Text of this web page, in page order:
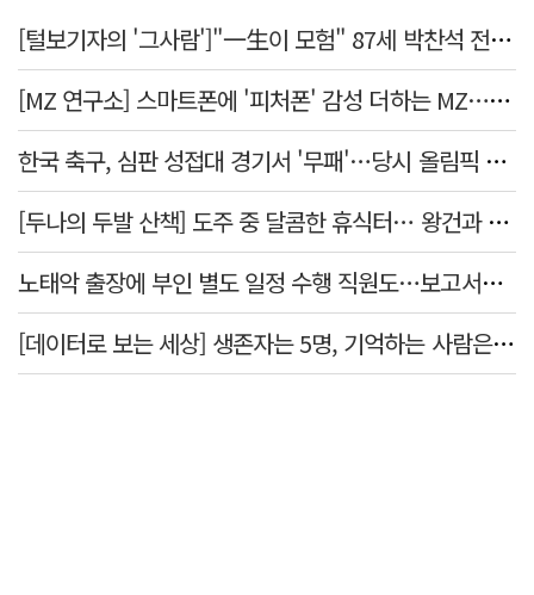
[털보기자의 '그사람']"一生이 모험" 87세 박찬석 전 경북대 총장
[MZ 연구소] 스마트폰에 '피처폰' 감성 더하는 MZ… 히퍼와 줄이어폰
한국 축구, 심판 성접대 경기서 '무패'…당시 올림픽 감독은 홍명보
[두나의 두발 산책] 도주 중 달콤한 휴식터… 왕건과 지명 산책
노태악 출장에 부인 별도 일정 수행 직원도…보고서엔 '공식일정 참석'
[데이터로 보는 세상] 생존자는 5명, 기억하는 사람은 늘었다